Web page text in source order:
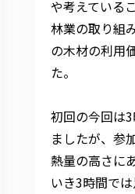
や考えている
林業の取り組
の木材の利用
た。
初回の今回は
ましたが、参
熱量の高さに
いき3時間で